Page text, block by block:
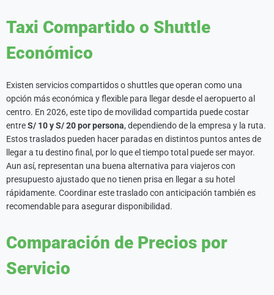
Taxi Compartido o Shuttle
Económico
Existen servicios compartidos o shuttles que operan como una
opción más económica y flexible para llegar desde el aeropuerto al
centro. En 2026, este tipo de movilidad compartida puede costar
entreS/ 10 y S/ 20 por persona, dependiendo de la empresa y la ruta.
Estos traslados pueden hacer paradas en distintos puntos antes de
llegar a tu destino final, por lo que el tiempo total puede ser mayor.
Aun así, representan una buena alternativa para viajeros con
presupuesto ajustado que no tienen prisa en llegar a su hotel
rápidamente. Coordinar este traslado con anticipación también es
recomendable para asegurar disponibilidad.
Comparación de Precios por
Servicio